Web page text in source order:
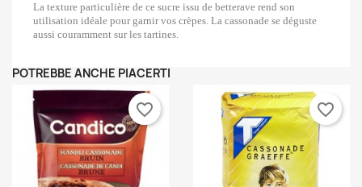
La texture particulière de ce sucre issu de betterave rend son
utilisation idéale pour garnir vos crèpes. La cassonade se déguste
aussi couramment sur les tartines.
POTREBBE ANCHE PIACERTI
favorite_border favorite_border